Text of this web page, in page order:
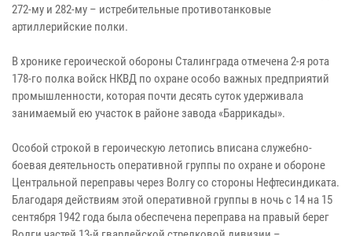
272-му и 282-му – истребительные противотанковые
артиллерийские полки.
В хронике героической обороны Сталинграда отмечена 2-я рота
178-го полка войск НКВД по охране особо важных предприятий
промышленности, которая почти десять суток удерживала
занимаемый ею участок в районе завода «Баррикады».
Особой строкой в героическую летопись вписана служебно-
боевая деятельность оперативной группы по охране и обороне
Центральной переправы через Волгу со стороны Нефтесиндиката.
Благодаря действиям этой оперативной группы в ночь с 14 на 15
сентября 1942 года была обеспечена переправа на правый берег